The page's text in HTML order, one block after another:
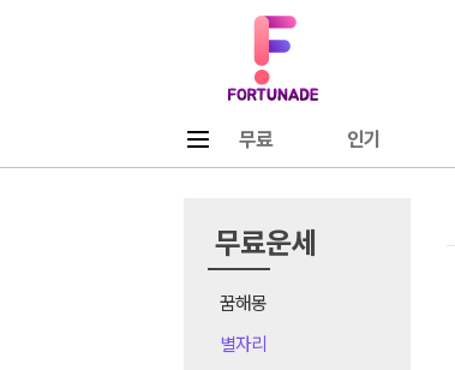
무료 인기
무료운세
꿈해몽
별자리